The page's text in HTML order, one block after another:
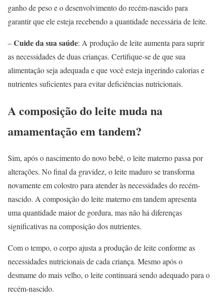
ganho de peso e o desenvolvimento do recém-nascido para
garantir que ele esteja recebendo a quantidade necessária de leite.
–Cuide da sua saúde: A produção de leite aumenta para suprir
as necessidades de duas crianças. Certifique-se de que sua
alimentação seja adequada e que você esteja ingerindo calorias e
nutrientes suficientes para evitar deficiências nutricionais.
A composição do leite muda na
amamentação em tandem?
Sim, após o nascimento do novo bebê, o leite materno passa por
alterações. No final da gravidez, o leite maduro se transforma
novamente em colostro para atender às necessidades do recém-
nascido. A composição do leite materno em tandem apresenta
uma quantidade maior de gordura, mas não há diferenças
significativas na composição dos nutrientes.
Com o tempo, o corpo ajusta a produção de leite conforme as
necessidades nutricionais de cada criança. Mesmo após o
desmame do mais velho, o leite continuará sendo adequado para o
recém-nascido.